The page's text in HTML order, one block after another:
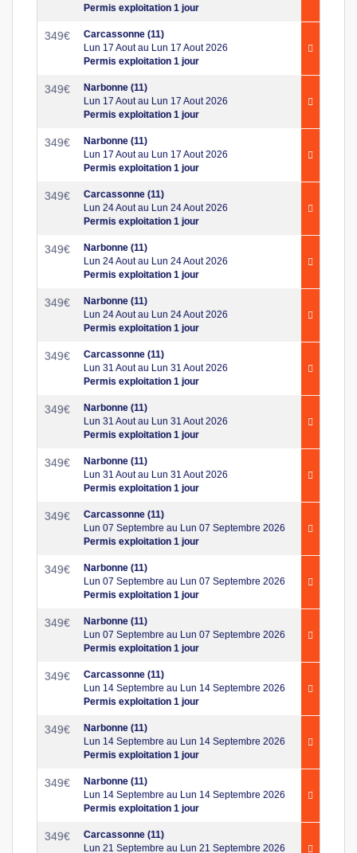
Permis exploitation 1 jour
349€
Carcassonne (11)
Lun 17 Aout au Lun 17 Aout 2026
Permis exploitation 1 jour
349€
Narbonne (11)
Lun 17 Aout au Lun 17 Aout 2026
Permis exploitation 1 jour
349€
Narbonne (11)
Lun 17 Aout au Lun 17 Aout 2026
Permis exploitation 1 jour
349€
Carcassonne (11)
Lun 24 Aout au Lun 24 Aout 2026
Permis exploitation 1 jour
349€
Narbonne (11)
Lun 24 Aout au Lun 24 Aout 2026
Permis exploitation 1 jour
349€
Narbonne (11)
Lun 24 Aout au Lun 24 Aout 2026
Permis exploitation 1 jour
349€
Carcassonne (11)
Lun 31 Aout au Lun 31 Aout 2026
Permis exploitation 1 jour
349€
Narbonne (11)
Lun 31 Aout au Lun 31 Aout 2026
Permis exploitation 1 jour
349€
Narbonne (11)
Lun 31 Aout au Lun 31 Aout 2026
Permis exploitation 1 jour
349€
Carcassonne (11)
Lun 07 Septembre au Lun 07 Septembre 2026
Permis exploitation 1 jour
349€
Narbonne (11)
Lun 07 Septembre au Lun 07 Septembre 2026
Permis exploitation 1 jour
349€
Narbonne (11)
Lun 07 Septembre au Lun 07 Septembre 2026
Permis exploitation 1 jour
349€
Carcassonne (11)
Lun 14 Septembre au Lun 14 Septembre 2026
Permis exploitation 1 jour
349€
Narbonne (11)
Lun 14 Septembre au Lun 14 Septembre 2026
Permis exploitation 1 jour
349€
Narbonne (11)
Lun 14 Septembre au Lun 14 Septembre 2026
Permis exploitation 1 jour
349€
Carcassonne (11)
Lun 21 Septembre au Lun 21 Septembre 2026